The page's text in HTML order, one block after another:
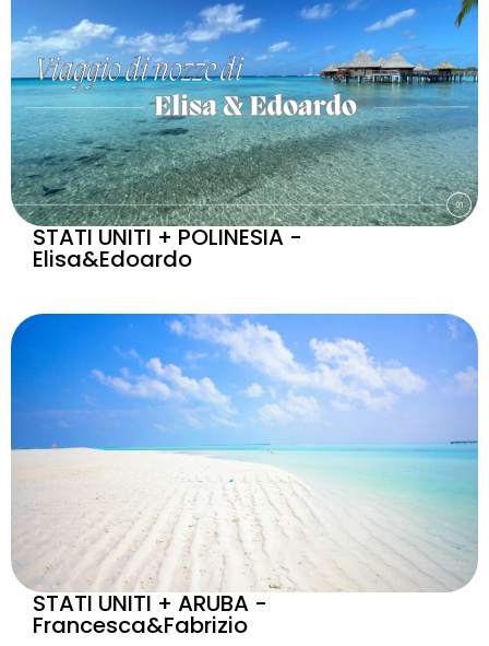
STATI UNITI + POLINESIA -
Elisa&Edoardo
STATI UNITI + ARUBA -
Francesca&Fabrizio